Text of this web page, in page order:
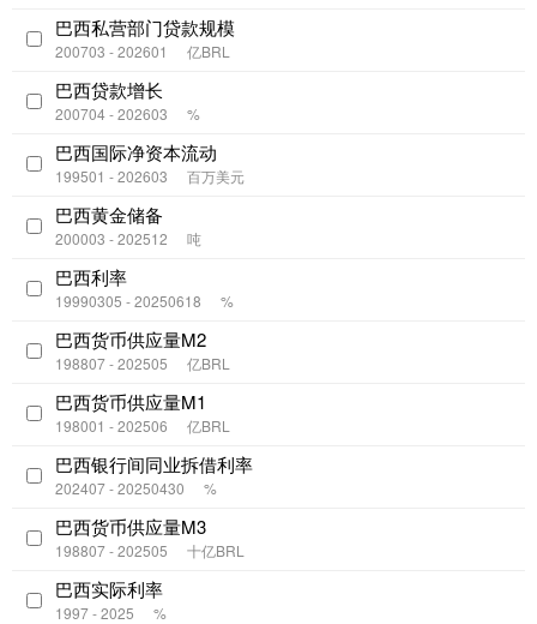
巴西私营部门贷款规模
200703 - 202601 亿BRL
巴西贷款增长
200704 - 202603 %
巴西国际净资本流动
199501 - 202603 百万美元
巴西黄金储备
200003 - 202512 吨
巴西利率
19990305 - 20250618 %
巴西货币供应量M2
198807 - 202505 亿BRL
巴西货币供应量M1
198001 - 202506 亿BRL
巴西银行间同业拆借利率
202407 - 20250430 %
巴西货币供应量M3
198807 - 202505 十亿BRL
巴西实际利率
1997 - 2025 %